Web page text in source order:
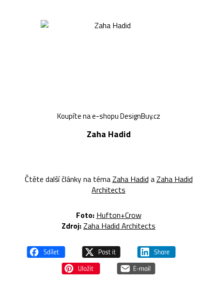
Koupíte na e-shopu DesignBuy.cz
Zaha Hadid
Čtěte další články na témaZaha Hadid aZaha Hadid
Architects
Foto: Hufton+Crow
Zdroj:Zaha Hadid Architects